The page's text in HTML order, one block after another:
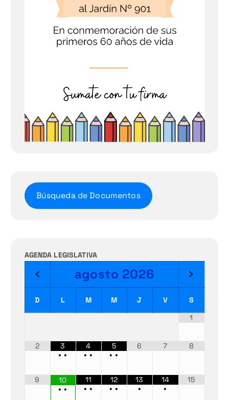
Búsqueda de Documentos
AGENDA LEGISLATIVA
agosto 2026
D L M M J V
S
1
2
3
••
4
••
5
••
6 7 8
9
10
••
11
••
12
••
13
•
14
•
15